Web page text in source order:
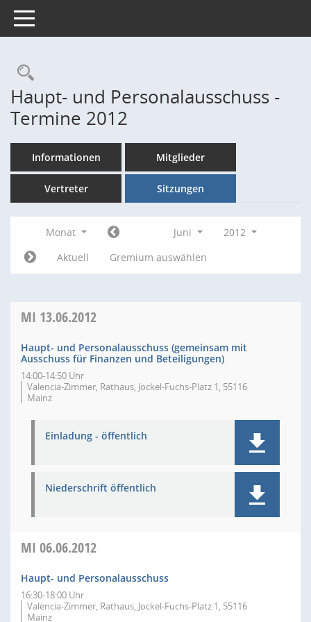
Toggle navigation
Rechercheauswahl
Haupt- und Personalausschuss -
Termine 2012
Informationen Mitglieder
Vertreter Sitzungen
Monat Juni
2012
Aktuell
Gremium auswählen
MI 13.06.2012
Haupt- und Personalausschuss (gemeinsam mit
Ausschuss für Finanzen und Beteiligungen)
14:00-14:50 Uhr
Valencia-Zimmer, Rathaus, Jockel-Fuchs-Platz 1, 55116
Mainz
Einladung - öffentlich
Niederschrift öffentlich
MI 06.06.2012
Haupt- und Personalausschuss
16:30-18:00 Uhr
Valencia-Zimmer, Rathaus, Jockel-Fuchs-Platz 1, 55116
Mainz